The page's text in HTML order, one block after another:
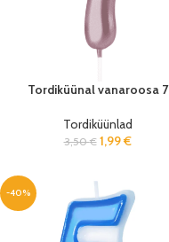
Tordiküünal vanaroosa 7
Tordiküünlad
3,50€ 1,99€
-40%